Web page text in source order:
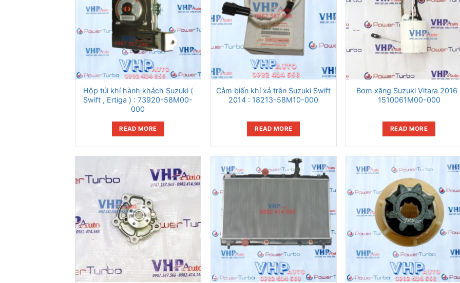
Hộp túi khí hành khách Suzuki (
Swift , Ertiga ) : 73920-58M00-
000
READ MORE
Cảm biến khí xả trên Suzuki Swift
2014 : 18213-58M10-000
READ MORE
Bơm xăng Suzuki Vitara 2016
1510061M00-000
READ MORE